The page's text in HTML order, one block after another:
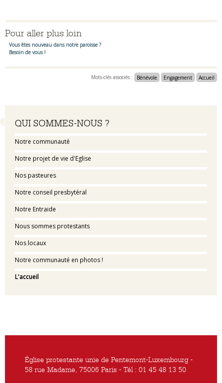
Navigation
QUI SOMMES-NOUS ?
Notre communauté
Notre projet de vie d'Eglise
Nos pasteures
Notre conseil presbytéral
Notre Entraide
Nous sommes protestants
Nos locaux
Notre communauté en photos !
L'accueil
Pour aller plus loin
Vous êtes nouveau dans notre paroisse ?
Besoin de vous !
Mots-clés associés : Bénévole Engagement Accueil
Église protestante unie de Pentemont-Luxembourg -
58 rue Madame, 75006 Paris - Tél : 01 45 48 13 50